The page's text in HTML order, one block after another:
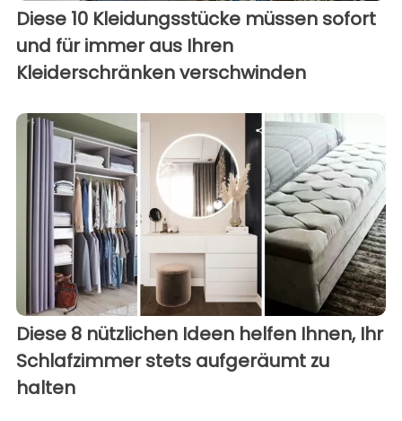
Diese 10 Kleidungsstücke müssen sofort
und für immer aus Ihren
Kleiderschränken verschwinden
Diese 8 nützlichen Ideen helfen Ihnen, Ihr
Schlafzimmer stets aufgeräumt zu
halten